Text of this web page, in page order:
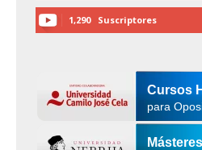
1,290 Suscriptores
Cursos
para